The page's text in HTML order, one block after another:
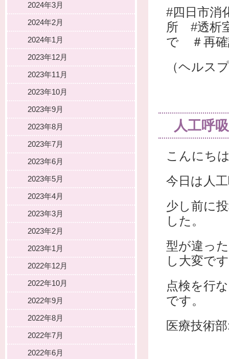
#四日市消
所 #透析
で ＃再確
（ヘル
人工呼
こんにち
今日は人
少し前に
した。
型が違っ
し大変で
点検を行
です。
医療技術
2024年3月
2024年2月
2024年1月
2023年12月
2023年11月
2023年10月
2023年9月
2023年8月
2023年7月
2023年6月
2023年5月
2023年4月
2023年3月
2023年2月
2023年1月
2022年12月
2022年10月
2022年9月
2022年8月
2022年7月
2022年6月